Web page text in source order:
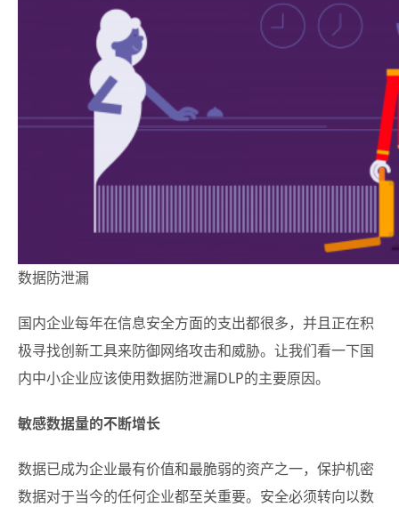
数据防泄漏
国内企业每年在信息安全方面的支出都很多，并且正在积
极寻找创新工具来防御网络攻击和威胁。让我们看一下国
内中小企业应该使用数据防泄漏DLP的主要原因。
敏感数据量的不断增长
数据已成为企业最有价值和最脆弱的资产之一，保护机密
数据对于当今的任何企业都至关重要。安全必须转向以数